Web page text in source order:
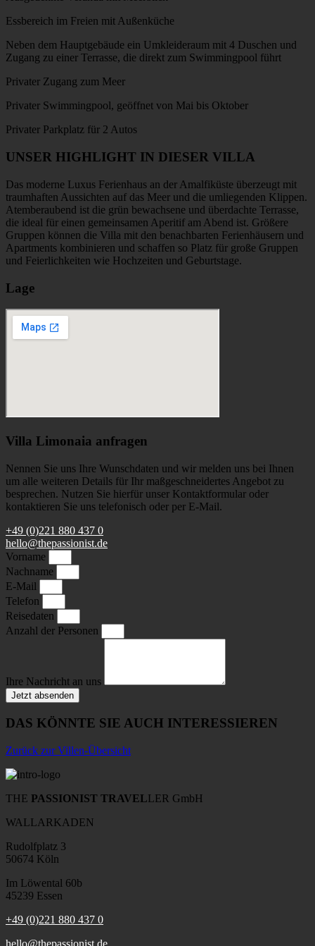
Essbereich im Freien mit Außenküche
Neben dem Hauptgebäude ein Umkleideraum mit 4 Duschen und
Zugang zu einer Terrasse, die direkt zum Swimmingpool führt
Privater Zugang zum Meer
Privater Swimmingpool, geöffnet von Mai bis Oktober
Privater Parkplatz für 2 Autos
UNSER HIGHLIGHT IN DIESER VILLA
Das moderne Luxus Ferienhaus an der Amalfiküste überzeugt mit
traumhaften Aussichten auf das Meer und die umliegenden Klippen.
Atemberaubend ist die grün bewachsene und überdachte Terrasse,
die ideal für einen gemeinsamen Aperitif am Abend ist. Größere
Gruppen können die Villa mit den benachbarten Ferienhäusern und
Apartments kombinieren und schaffen so Platz für große Gruppen
und Feierlichkeiten wie Hochzeiten und Geburtstage.
Lage
Villa Limonaia anfragen
Nennen Sie uns Ihre Wunschdaten und wir melden uns bei Ihnen
um alle weiteren Details für Ihr maßgeschneidertes Angebot zu
besprechen. Nutzen Sie hierfür unser Kontaktformular oder
kontaktieren Sie uns telefonisch oder per E-Mail.
+49 (0)221 880 437 0
hello@thepassionist.de
Vorname
Nachname
E-Mail
Telefon
Reisedaten
Anzahl der Personen
Ihre Nachricht an uns
Jetzt absenden
DAS KÖNNTE SIE AUCH INTERESSIEREN
Zurück zur Villen-Übersicht
THE PASSIONIST TRAVELLER GmbH
WALLARKADEN
Rudolfplatz 3
50674 Köln
Im Löwental 60b
45239 Essen
+49 (0)221 880 437 0